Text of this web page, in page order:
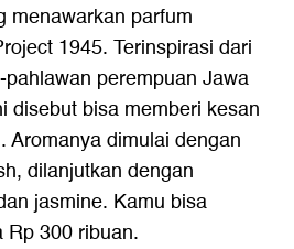
menawarkan parfum
1945. Terinspirasi dari
perempuan Jawa
disebut bisa memberi kesan
Aromanya dimulai dengan
dilanjutkan dengan
jasmine. Kamu bisa
Rp 300 ribuan.